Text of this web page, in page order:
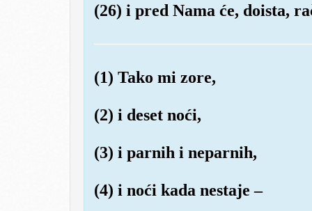
(26) i pred Nama će, doista,
(1) Tako mi zore,
(2) i deset noći,
(3) i parnih i neparnih,
(4) i noći kada nestaje –